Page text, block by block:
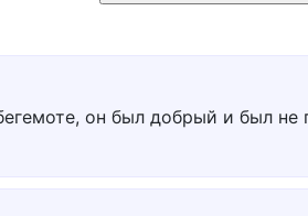
он был добрый и был не